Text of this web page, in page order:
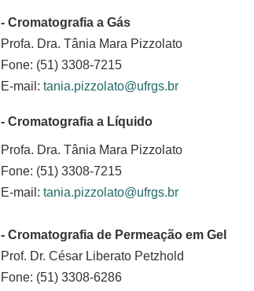
- Cromatografia a Gás
Profa. Dra. Tânia Mara Pizzolato
Fone: (51) 3308-7215
E-mail: tania.pizzolato@ufrgs.br
- Cromatografia a Líquido
Profa. Dra. Tânia Mara Pizzolato
Fone: (51) 3308-7215
E-mail: tania.pizzolato@ufrgs.br
- Cromatografia de Permeação em Gel
Prof. Dr. César Liberato Petzhold
Fone: (51) 3308-6286